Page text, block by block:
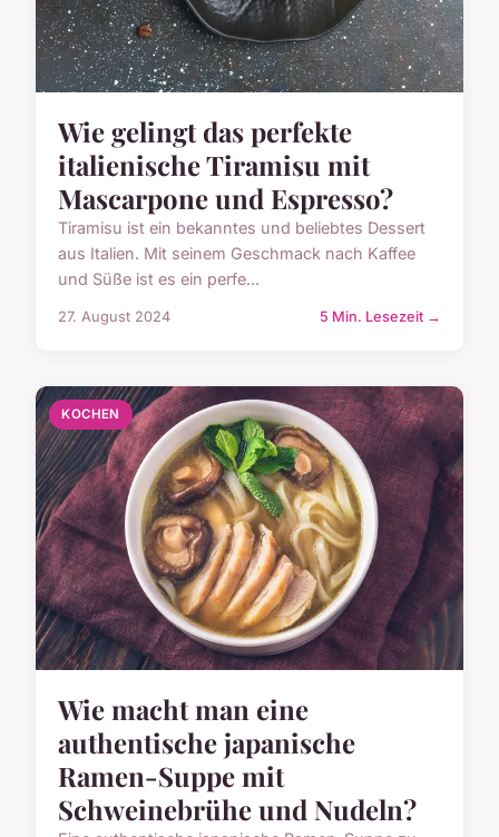
Wie gelingt das perfekte
italienische Tiramisu mit
Mascarpone und Espresso?
Tiramisu ist ein bekanntes und beliebtes Dessert
aus Italien. Mit seinem Geschmack nach Kaffee
und Süße ist es ein perfe...
27. August 2024 5 Min. Lesezeit →
KOCHEN
Wie macht man eine
authentische japanische
Ramen-Suppe mit
Schweinebrühe und Nudeln?